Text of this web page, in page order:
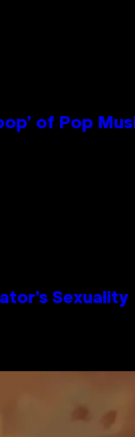
of Pop
Sexuality